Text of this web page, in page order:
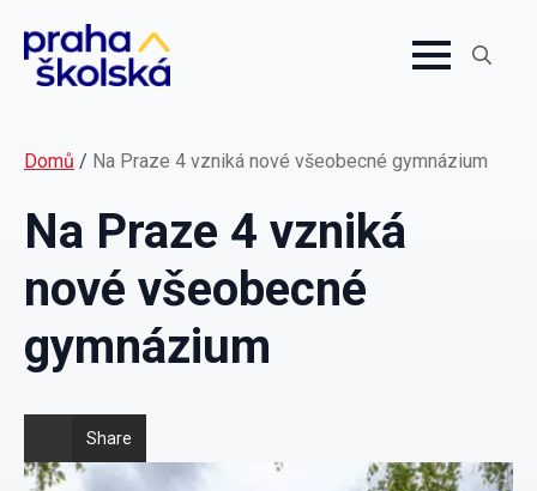
Domů / Na Praze 4 vzniká nové všeobecné gymnázium
Na Praze 4 vzniká
nové všeobecné
gymnázium
Share